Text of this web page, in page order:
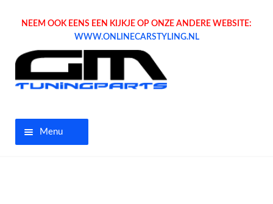
NEEM OOK EENS EEN KIJKJE OP ONZE ANDERE WEBSITE:
WWW.ONLINECARSTYLING.NL
Menu